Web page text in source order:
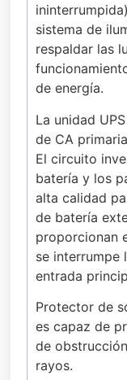
sistema de
respaldar las
de energía.
La unidad
de CA
El circuito
batería y los
alta calidad
de batería
proporcionan
se interrumpe
entrada
Protector de
es capaz de
de
rayos.